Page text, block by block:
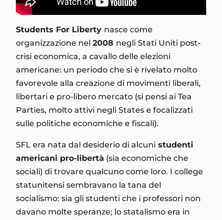
Students For Liberty nasce come
organizzazione nel 2008 negli Stati Uniti post-
crisi economica, a cavallo delle elezioni
americane: un periodo che si è rivelato molto
favorevole alla creazione di movimenti liberali,
libertari e pro-libero mercato (si pensi ai Tea
Parties, molto attivi negli States e focalizzati
sulle politiche economiche e fiscali).
SFL era nata dal desiderio di alcuni studenti
americani pro-libertà (sia economiche che
sociali) di trovare qualcuno come loro. I college
statunitensi sembravano la tana del
socialismo: sia gli studenti che i professori non
davano molte speranze; lo statalismo era in